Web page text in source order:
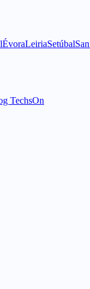
ÉvoraLeiriaSetúbal
TechsOn